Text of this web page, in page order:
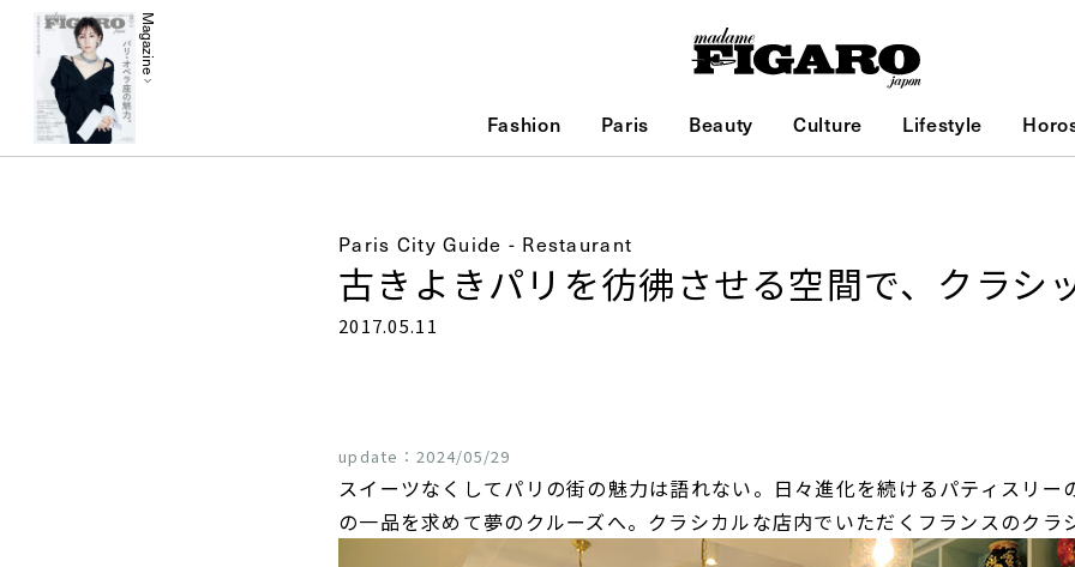
Magazine
Fashion Paris Beauty Culture Lifestyle
Paris City Guide - Restaurant
古きよきパリを彷彿させる空間で、クラシ
2017.05.11
update： 2024/05/29
スイーツなくしてパリの街の魅力は語れない。日々進化を続けるパティスリー
の一品を求めて夢のクルーズへ。クラシカルな店内でいただくフランスのクラ